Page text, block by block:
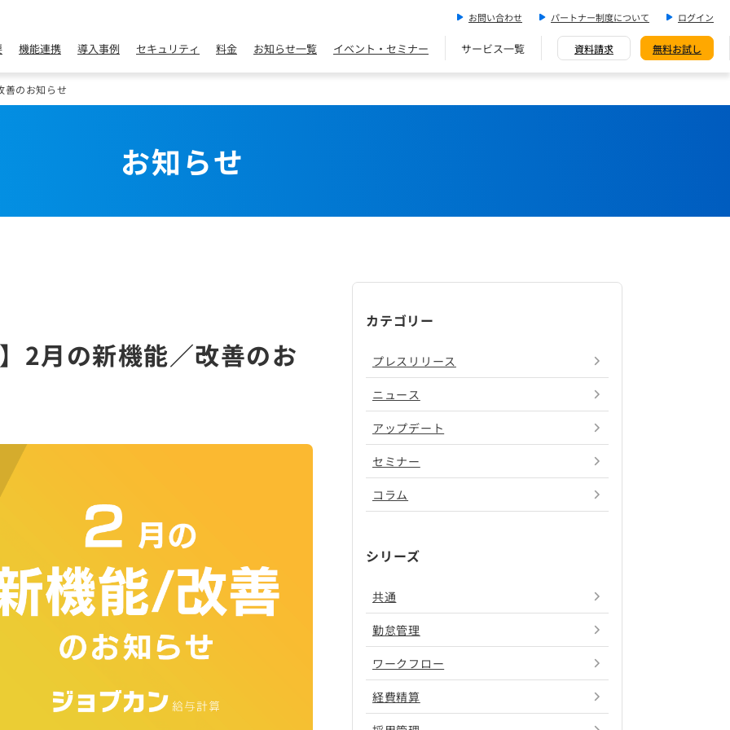
お問い合わせ パートナー制度について ログイン
機能連携 導入事例 セキュリティ 料金 お知らせ一覧 イベント・セミナー サービス一覧 資料請求 無料お試し
善のお知らせ
お知らせ
2月の新機能／改善のお
カテゴリー
プレスリリース
ニュース
アップデート
セミナー
コラム
シリーズ
共通
勤怠管理
ワークフロー
経費精算